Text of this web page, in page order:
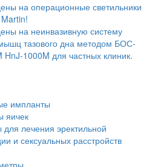
на операционные светильники
на неинвазивную систему
тазового дна методом БОС-
HnJ-1000M для частных клиник.
импланты
яичек
лечения эректильной
и сексуальных расстройств